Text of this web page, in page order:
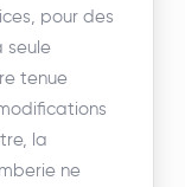
pour des
seule
tenue
la
ne